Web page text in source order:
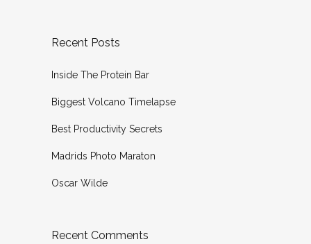
Recent Posts
Inside The Protein Bar
Biggest Volcano Timelapse
Best Productivity Secrets
Madrids Photo Maraton
Oscar Wilde
Recent Comments